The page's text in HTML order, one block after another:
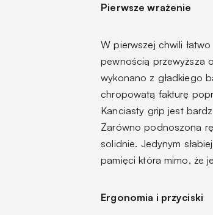
Pierwsze wrażenie
W pierwszej chwili
pewnością przewyższa
wykonano z gładkiego
chropowatą fakturę
Kanciasty grip jest
Zarówno podnoszona
solidnie. Jedynym
pamięci która mimo, że
Ergonomia i przyciski